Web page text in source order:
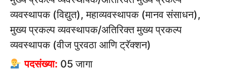
व्यवस्थापक (विद्युत), महाव्यवस्थापक (मानव संसाधन),
मुख्य प्रकल्प व्यवस्थापक/अतिरिक्त मुख्य प्रकल्प
व्यवस्थापक (वीज पुरवठा आणि ट्रॅक्शन)
पदसंख्या: 05 जागा